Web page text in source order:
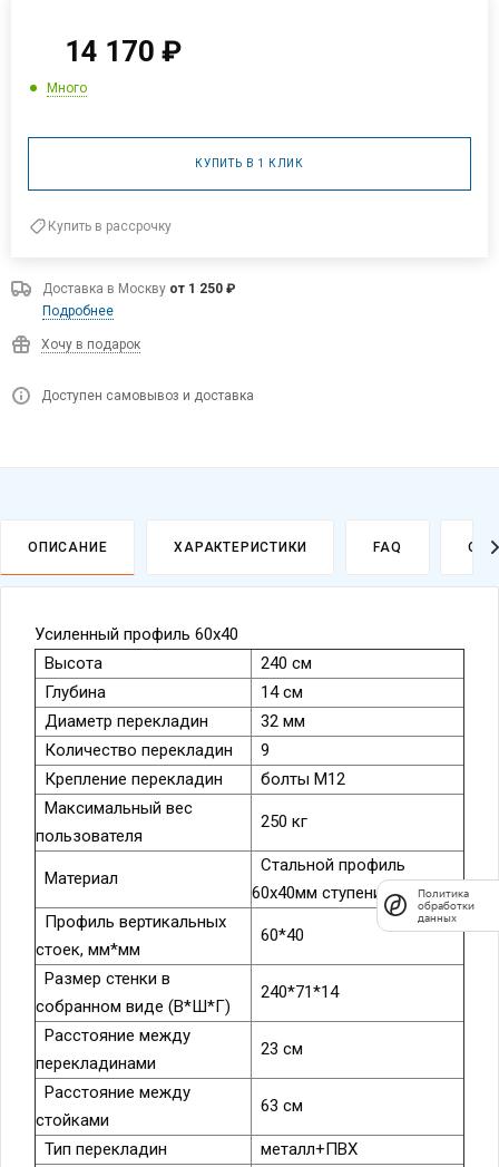
14 170 ₽
Много
КУПИТЬ В 1 КЛИК
Купить в рассрочку
Доставка в Москву от 1 250 ₽
Подробнее
Хочу в подарок
Доступен самовывоз и доставка
ОПИСАНИЕ ХАРАКТЕРИСТИКИ FAQ
Усиленный профиль 60х40
Высота
240 см
Глубина
14 см
Диаметр перекладин
32 мм
Количество перекладин
9
Крепление перекладин
болты М12
Максимальный вес
пользователя
250 кг
Материал
Стальной профиль
60х40мм ступени ПВХ
Профиль вертикальных
стоек, мм*мм
60*40
Размер стенки в
собранном виде (В*Ш*Г)
240*71*14
Расстояние между
перекладинами
23 см
Расстояние между
стойками
63 см
Тип перекладин
металл+ПВХ
Политика
обработки
данных